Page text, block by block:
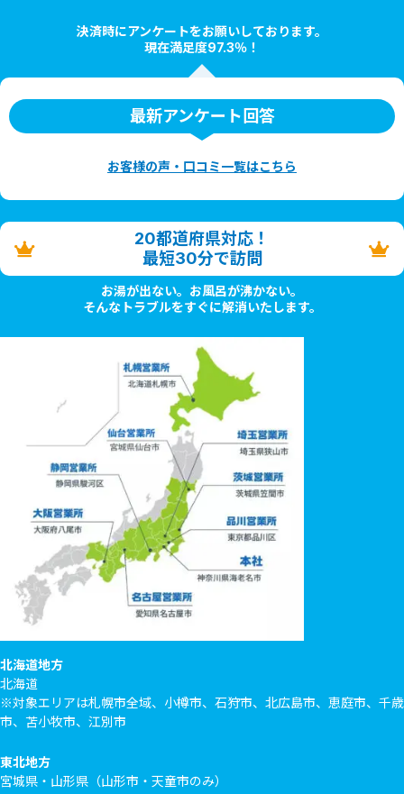
決済時にアンケートをお願いしております。
現在満足度97.3％！
最新アンケート回答
お客様の声・口コミ一覧はこちら
20都道府県対応！
最短30分で訪問
お湯が出ない。お風呂が沸かない。
そんなトラブルをすぐに解消いたします。
北海道地方
北海道
※対象エリアは札幌市全域、小樽市、石狩市、北広島市、恵庭市、千歳
市、苫小牧市、江別市
東北地方
宮城県・山形県（山形市・天童市のみ）